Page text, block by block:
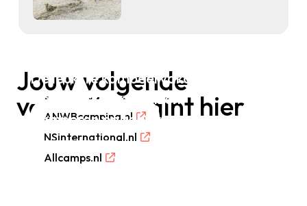
Jouw volgende
vakantie begint hier
De leukste kampeervakanties
ANWBcamping.nl
De mooiste treinreizen
NSinternational.nl
Kamperen op topcampings
Allcamps.nl